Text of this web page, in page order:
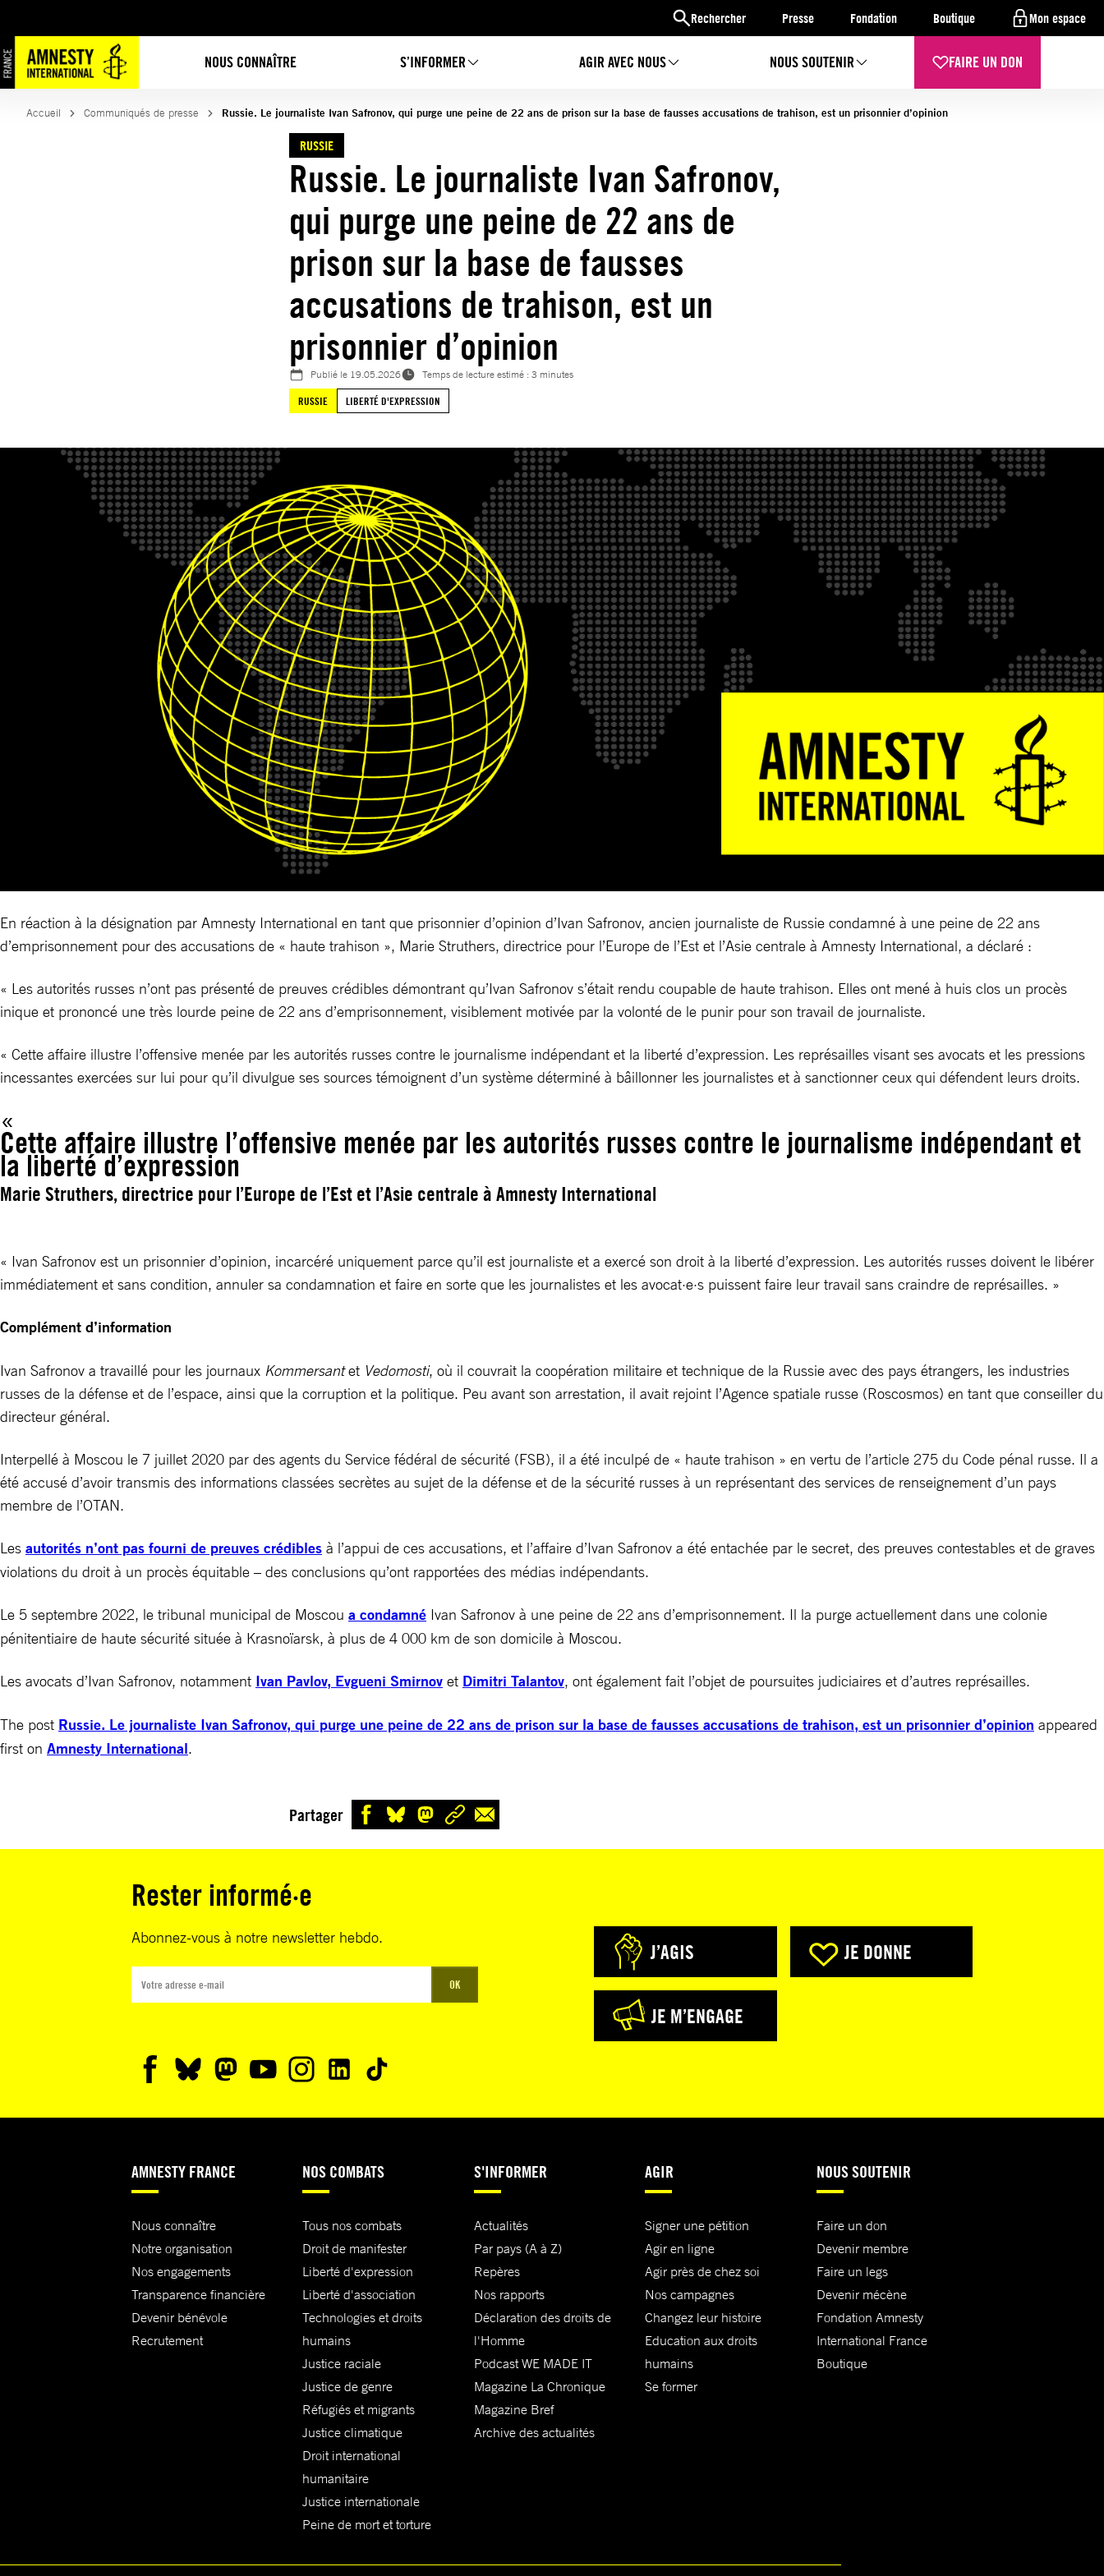
Rechercher Presse Fondation Boutique Mon espace
NOUS CONNAÎTRE S’INFORMER AGIR AVEC NOUS NOUS SOUTENIR FAIRE UN DON
au
contenu
Accueil Communiqués de presse Russie. Le journaliste Ivan Safronov, qui purge une peine de 22 ans de prison sur la base de fausses accusations de trahison, est un prisonnier d’opinion
RUSSIE
Russie. Le journaliste Ivan Safronov,
qui purge une peine de 22 ans de
prison sur la base de fausses
accusations de trahison, est un
prisonnier d’opinion
Publié le 19.05.2026
Temps de lecture estimé : 3 minutes
RUSSIE
LIBERTÉ D'EXPRESSION
En réaction à la désignation par Amnesty International en tant que prisonnier d’opinion d’Ivan Safronov, ancien journaliste de Russie condamné à une peine de 22 ans
d’emprisonnement pour des accusations de « haute trahison », Marie Struthers, directrice pour l’Europe de l’Est et l’Asie centrale à Amnesty International, a déclaré :
« Les autorités russes n’ont pas présenté de preuves crédibles démontrant qu’Ivan Safronov s’était rendu coupable de haute trahison. Elles ont mené à huis clos un procès
inique et prononcé une très lourde peine de 22 ans d’emprisonnement, visiblement motivée par la volonté de le punir pour son travail de journaliste.
« Cette affaire illustre l’offensive menée par les autorités russes contre le journalisme indépendant et la liberté d’expression. Les représailles visant ses avocats et les pressions
incessantes exercées sur lui pour qu’il divulgue ses sources témoignent d’un système déterminé à bâillonner les journalistes et à sanctionner ceux qui défendent leurs droits.
Cette affaire illustre l’offensive menée par les autorités russes contre le journalisme indépendant et
la liberté d’expression
Marie Struthers, directrice pour l’Europe de l’Est et l’Asie centrale à Amnesty International
« Ivan Safronov est un prisonnier d’opinion, incarcéré uniquement parce qu’il est journaliste et a exercé son droit à la liberté d’expression. Les autorités russes doivent le libérer
immédiatement et sans condition, annuler sa condamnation et faire en sorte que les journalistes et les avocat·e·s puissent faire leur travail sans craindre de représailles. »
Complément d’information
Ivan Safronov a travaillé pour les journaux Kommersantet Vedomosti, où il couvrait la coopération militaire et technique de la Russie avec des pays étrangers, les industries
russes de la défense et de l’espace, ainsi que la corruption et la politique. Peu avant son arrestation, il avait rejoint l’Agence spatiale russe (Roscosmos) en tant que conseiller du
directeur général.
Interpellé à Moscou le 7 juillet 2020 par des agents du Service fédéral de sécurité (FSB), il a été inculpé de « haute trahison » en vertu de l’article 275 du Code pénal russe. Il a
été accusé d’avoir transmis des informations classées secrètes au sujet de la défense et de la sécurité russes à un représentant des services de renseignement d’un pays
membre de l’OTAN.
Les autorités n’ont pas fourni de preuves crédibles à l’appui de ces accusations, et l’affaire d’Ivan Safronov a été entachée par le secret, des preuves contestables et de graves
violations du droit à un procès équitable – des conclusions qu’ont rapportées des médias indépendants.
Le 5 septembre 2022, le tribunal municipal de Moscou a condamné Ivan Safronov à une peine de 22 ans d’emprisonnement. Il la purge actuellement dans une colonie
pénitentiaire de haute sécurité située à Krasnoïarsk, à plus de 4 000 km de son domicile à Moscou.
Les avocats d’Ivan Safronov, notamment Ivan Pavlov, Evgueni Smirnov et Dimitri Talantov, ont également fait l’objet de poursuites judiciaires et d’autres représailles.
The post Russie. Le journaliste Ivan Safronov, qui purge une peine de 22 ans de prison sur la base de fausses accusations de trahison, est un prisonnier d’opinion appeared
first on Amnesty International.
Partager
Rester informé·e
Abonnez-vous à notre newsletter hebdo.
OK
J’AGIS JE DONNE
JE M’ENGAGE
AMNESTY FRANCE
Nous connaître
Notre organisation
Nos engagements
Transparence financière
Devenir bénévole
Recrutement
NOS COMBATS
Tous nos combats
Droit de manifester
Liberté d'expression
Liberté d'association
Technologies et droits
humains
Justice raciale
Justice de genre
Réfugiés et migrants
Justice climatique
Droit international
humanitaire
Justice internationale
Peine de mort et torture
S'INFORMER
Actualités
Par pays (A à Z)
Repères
Nos rapports
Déclaration des droits de
l'Homme
Podcast WE MADE IT
Magazine La Chronique
Magazine Bref
Archive des actualités
AGIR
Signer une pétition
Agir en ligne
Agir près de chez soi
Nos campagnes
Changez leur histoire
Education aux droits
humains
Se former
NOUS SOUTENIR
Faire un don
Devenir membre
Faire un legs
Devenir mécène
Fondation Amnesty
International France
Boutique